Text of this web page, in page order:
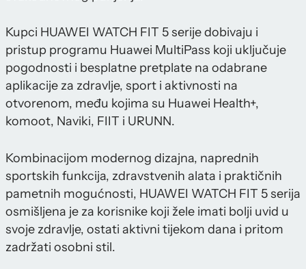
Kupci HUAWEI WATCH FIT 5 serije dobivaju i
pristup programu Huawei MultiPass koji uključuje
pogodnosti i besplatne pretplate na odabrane
aplikacije za zdravlje, sport i aktivnosti na
otvorenom, među kojima su Huawei Health+,
komoot, Naviki, FIIT i URUNN.
Kombinacijom modernog dizajna, naprednih
sportskih funkcija, zdravstvenih alata i praktičnih
pametnih mogućnosti, HUAWEI WATCH FIT 5 serija
osmišljena je za korisnike koji žele imati bolji uvid u
svoje zdravlje, ostati aktivni tijekom dana i pritom
zadržati osobni stil.